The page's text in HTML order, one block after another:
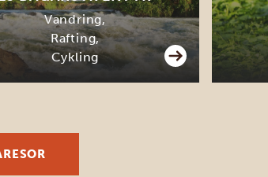
Vandring,
Rafting,
Cykling